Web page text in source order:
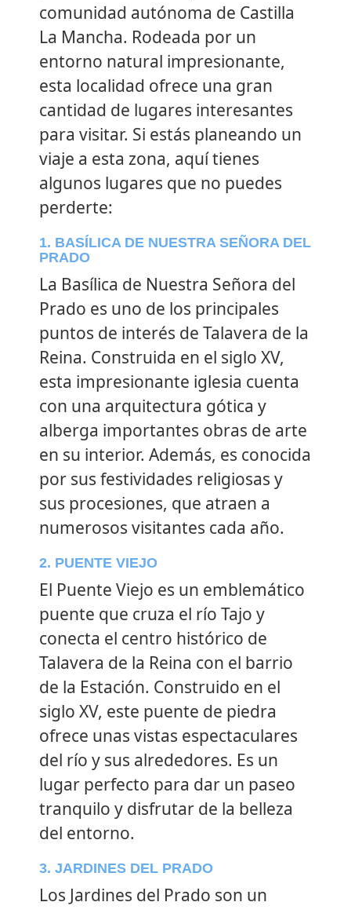
comunidad autónoma de Castilla
La Mancha. Rodeada por un
entorno natural impresionante,
esta localidad ofrece una gran
cantidad de lugares interesantes
para visitar. Si estás planeando un
viaje a esta zona, aquí tienes
algunos lugares que no puedes
perderte:
1. BASÍLICA DE NUESTRA SEÑORA DEL
PRADO
La Basílica de Nuestra Señora del
Prado es uno de los principales
puntos de interés de Talavera de la
Reina. Construida en el siglo XV,
esta impresionante iglesia cuenta
con una arquitectura gótica y
alberga importantes obras de arte
en su interior. Además, es conocida
por sus festividades religiosas y
sus procesiones, que atraen a
numerosos visitantes cada año.
2. PUENTE VIEJO
El Puente Viejo es un emblemático
puente que cruza el río Tajo y
conecta el centro histórico de
Talavera de la Reina con el barrio
de la Estación. Construido en el
siglo XV, este puente de piedra
ofrece unas vistas espectaculares
del río y sus alrededores. Es un
lugar perfecto para dar un paseo
tranquilo y disfrutar de la belleza
del entorno.
3. JARDINES DEL PRADO
Los Jardines del Prado son un